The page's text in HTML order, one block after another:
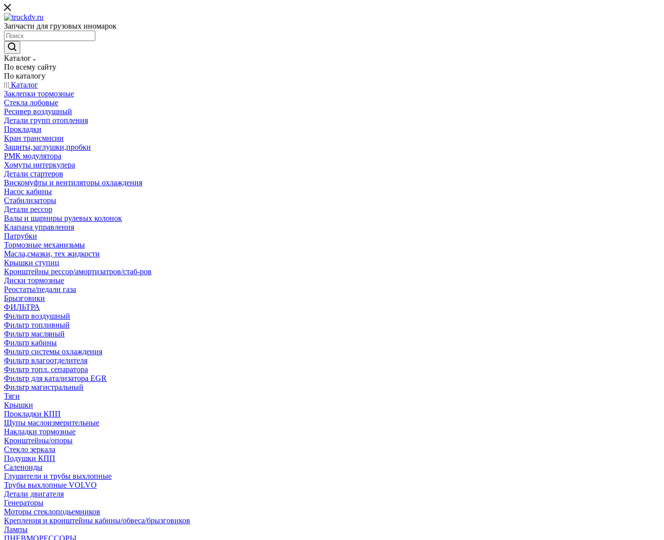
Запчасти для грузовых иномарок
Каталог
По всему сайту
По каталогу
Каталог
Заклепки тормозные
Стекла лобовые
Ресивер воздушный
Детали групп отопления
Прокладки
Кран трансмисии
Защиты,заглушки,пробки
РМК модулятора
Хомуты интеркулера
Детали стартеров
Вискомуфты и вентиляторы охлаждения
Насос кабины
Стабилизаторы
Детали рессор
Валы и шарниры рулевых колонок
Клапана управления
Патрубки
Тормозные механизьмы
Масла,смазки, тех жидкости
Крышки ступиц
Кронштейны рессор/амортизатров/стаб-ров
Диски тормозные
Реостаты/педали газа
Брызговики
ФИЛЬТРА
Фильтр воздушный
Фильтр топливный
Фильтр масляный
Фильтр кабины
Фильтр системы охлаждения
Фильтр влагоотделителя
Фильтр топл. сепаратора
Фильтр для катализатора EGR
Фильтр магистральный
Тяги
Крышки
Прокладки КПП
Щупы маслоизмерительные
Накладки тормозные
Кронштейны/опоры
Стекло зеркала
Подушки КПП
Саленоиды
Глушители и трубы выхлопные
Трубы выхлопные VOLVO
Детали двигателя
Генераторы
Моторы стеклоподьемников
Крепления и кронштейны кабины/обвеса/брызговиков
Лампы
ПНЕВМОРЕССОРЫ